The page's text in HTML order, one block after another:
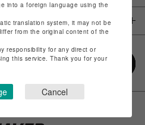
into a foreign language using the
translation system, it may not be
from the original content of the
responsibility for any direct or
this service. Thank you for your
Cancel